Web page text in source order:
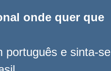
onde quer que
português e sinta-se